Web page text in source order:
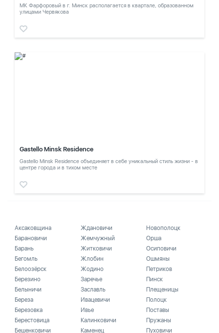
МК Фарфоровый в г. Минск располагается в квартале, образованном
улицами Червякова
Gastello Minsk Residence
Gastello Minsk Residence объединяет в себе уникальный стиль жизни - в
центре города и в тихом месте
Аксаковщина
Барановичи
Барань
Бегомль
Белоозёрск
Березино
Белыничи
Береза
Березовка
Берестовица
Бешенковичи
Ждановичи
Жемчужный
Житковичи
Жлобин
Жодино
Заречье
Заславль
Ивацевичи
Ивье
Калинковичи
Каменец
Новополоцк
Орша
Осиповичи
Ошмяны
Петриков
Пинск
Плещеницы
Полоцк
Поставы
Пружаны
Пуховичи